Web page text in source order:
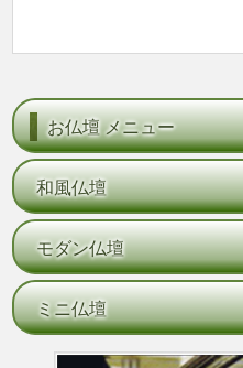
お仏壇 メニュー
和風仏壇
モダン仏壇
ミニ仏壇